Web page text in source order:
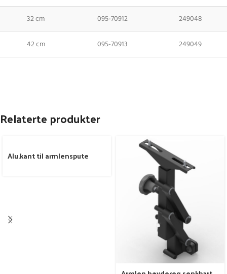
32 cm 095-70912 249048
42 cm 095-70913 249049
Relaterte produkter
Alu.kant til armlenspute